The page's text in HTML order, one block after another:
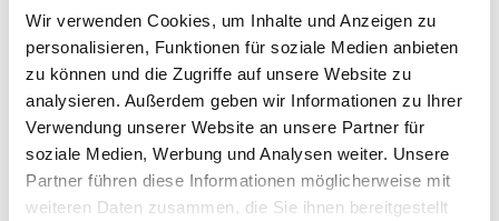
Wir verwenden Cookies, um Inhalte und Anzeigen zu
personalisieren, Funktionen für soziale Medien anbieten
zu können und die Zugriffe auf unsere Website zu
analysieren. Außerdem geben wir Informationen zu Ihrer
Verwendung unserer Website an unsere Partner für
soziale Medien, Werbung und Analysen weiter. Unsere
Partner führen diese Informationen möglicherweise mit
weiteren Daten zusammen, die Sie ihnen bereitgestellt